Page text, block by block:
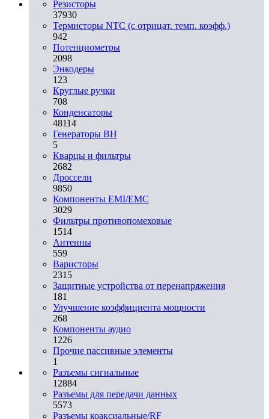
Резисторы
37930
Термисторы NTC (с отрицат. темп. коэфф.)
942
Потенциометры
2098
Энкодеры
123
Круглые ручки
708
Конденсаторы
48114
Генераторы ВН
5
Кварцы и фильтры
2682
Дроссели
9850
Компоненты EMI/EMC
3029
Фильтры противопомеховые
1514
Антенны
559
Варисторы
2315
Защитные устройства от перенапряжения
181
Улучшение коэффициента мощности
268
Компоненты аудио
1226
Прочие пассивные элементы
1
Разъeмы сигнальные
12884
Разъeмы для передачи данных
5573
Разъeмы коаксиальные/RF